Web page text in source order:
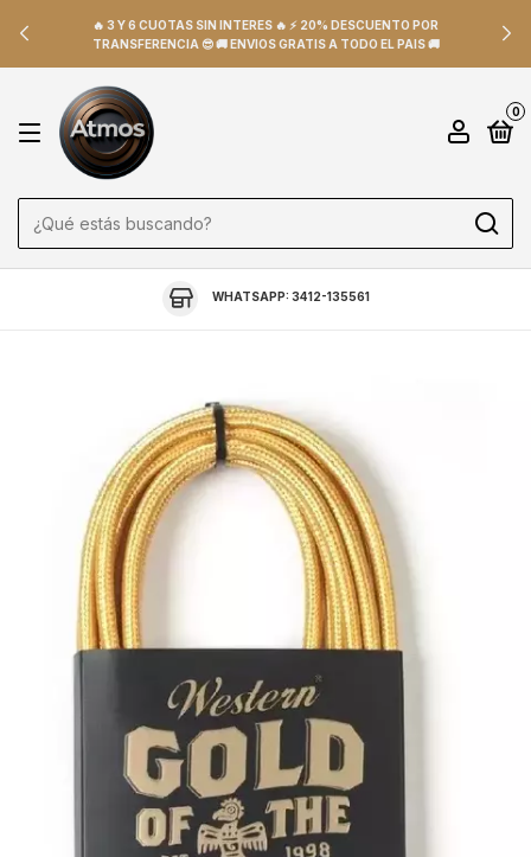
🔥 3 Y 6 CUOTAS SIN INTERES 🔥 ⚡ 20% DESCUENTO POR
TRANSFERENCIA 😎 🚚 ENVIOS GRATIS A TODO EL PAIS 🚚
0
WHATSAPP: 3412-135561